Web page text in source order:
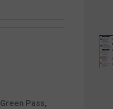
Green Pass,